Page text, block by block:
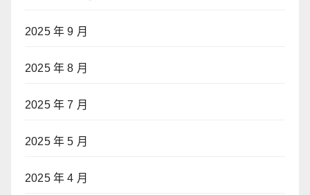
2025 年 9 月
2025 年 8 月
2025 年 7 月
2025 年 5 月
2025 年 4 月